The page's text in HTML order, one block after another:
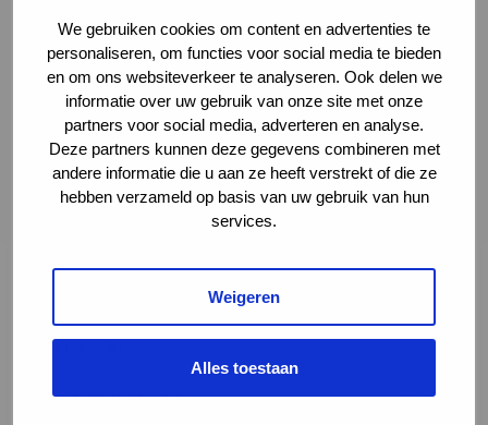
We gebruiken cookies om content en advertenties te
personaliseren, om functies voor social media te bieden
en om ons websiteverkeer te analyseren. Ook delen we
informatie over uw gebruik van onze site met onze
partners voor social media, adverteren en analyse.
Deze partners kunnen deze gegevens combineren met
andere informatie die u aan ze heeft verstrekt of die ze
hebben verzameld op basis van uw gebruik van hun
services.
Weigeren
Alles toestaan
Volledige omschrijving*
Starttijd*